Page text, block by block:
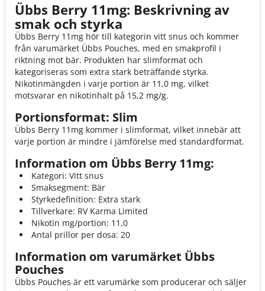
Übbs Berry 11mg: Beskrivning av
smak och styrka
Übbs Berry 11mg hör till kategorin vitt snus och kommer
från varumärket Übbs Pouches, med en smakprofil i
riktning mot bär. Produkten har slimformat och
kategoriseras som extra stark beträffande styrka.
Nikotinmängden i varje portion är 11,0 mg, vilket
motsvarar en nikotinhalt på 15,2 mg/g.
Portionsformat: Slim
Übbs Berry 11mg kommer i slimformat, vilket innebär att
varje portion är mindre i jämförelse med standardformat.
Information om Übbs Berry 11mg:
Kategori: Vitt snus
Smaksegment: Bär
Styrkedefinition: Extra stark
Tillverkare: RV Karma Limited
Nikotin mg/portion: 11,0
Antal prillor per dosa: 20
Information om varumärket Übbs
Pouches
Übbs Pouches är ett varumärke som producerar och säljer